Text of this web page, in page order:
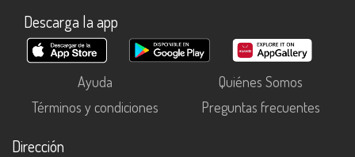
Descarga la app
Ayuda
Quiénes Somos
Términos y condiciones
Preguntas frecuentes
Dirección